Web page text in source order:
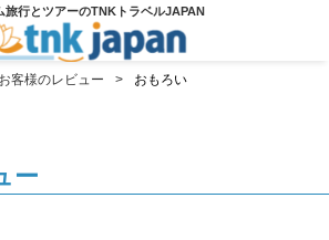
旅行とツアーのTNKトラベルJAPAN
お客様のレビュー おもろい
ー